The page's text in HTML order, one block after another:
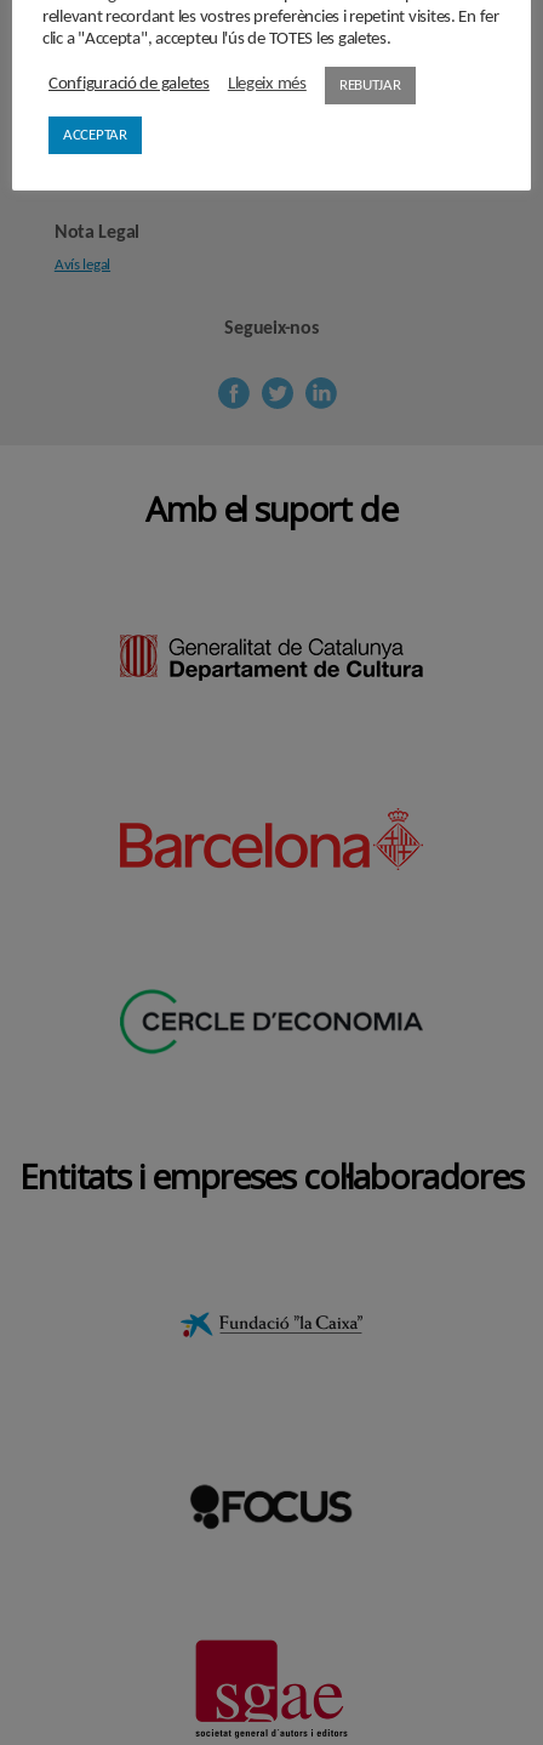
Carrer Provença, 298
08008 Barcelona
secretaria@cercledecultura.org
Nota Legal
Avís legal
Segueix-nos
Amb el suport de
Entitats i empreses col·laboradores
rellevant recordant les vostres preferències i repetint visites. En fer
clic a "Accepta", accepteu l'ús de TOTES les galetes.
Configuració de galetes Llegeix més REBUTJAR
ACCEPTAR